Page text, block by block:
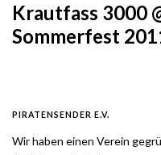
Krautfass 3000
Sommerfest
PIRATENSENDER E.V.
Wir haben einen Verein